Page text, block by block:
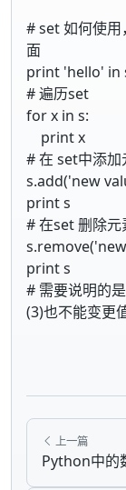
# set 如何使
面
print 'hello' in
# 遍历set
for x in s:
print x
# 在 set中添加
s.add('new
print s
# 在set 删除元
print s
# 需要说明的
(3)也不能变更
上一篇
Python中的